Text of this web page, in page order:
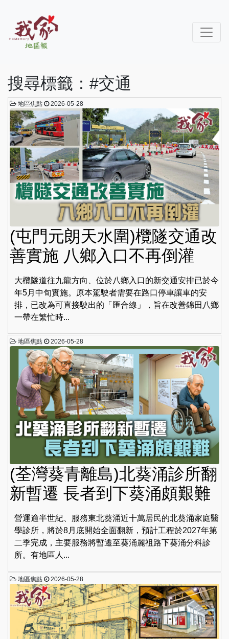
搜尋標籤：#交通
地區焦點 2026-05-28
(屯門元朗天水圍)欖隧交通改
善實施 八鄉入口不再倒灌
大欖隧道往九龍方向、位於八鄉入口的新交通安排已於今
年5月中旬實施。原本駕駛者需要在路口停車讓車的安
排，已改為可直接駛出的「匯合線」，旨在改善錦田八鄉
一帶在繁忙時...
地區焦點 2026-05-28
(荃灣葵青離島)北葵涌診所翻
新暫遷 長者到下葵涌頗艱難
營運逾半世紀、服務東北葵涌近十萬居民的北葵涌家庭醫
學診所，將於8月底開始全面翻新，預計工程於2027年第
二季完成，主要服務將暫遷至葵涌麗祖路下葵涌分科診
所。有地區人...
地區焦點 2026-05-28